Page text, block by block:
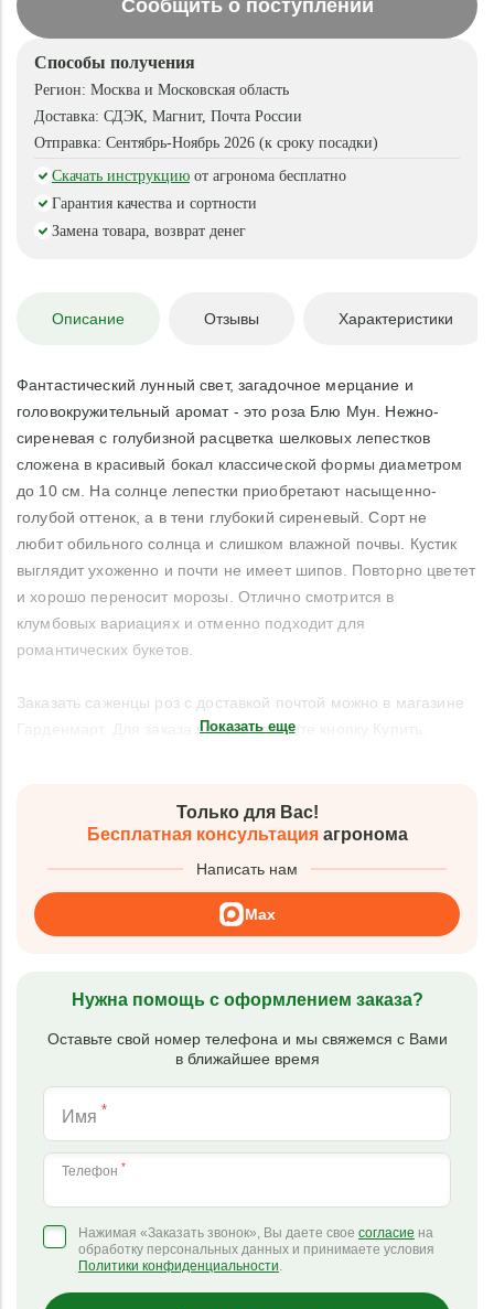
Сообщить о поступлении
Способы получения
Регион: Москва и Московская область
Доставка: СДЭК, Магнит, Почта России
Отправка: Сентябрь-Ноябрь 2026 (к сроку посадки)
Скачать инструкцию от агронома бесплатно
Гарантия качества и сортности
Замена товара, возврат денег
Описание Отзывы Характеристики
Фантастический лунный свет, загадочное мерцание и
головокружительный аромат - это роза Блю Мун. Нежно-
сиреневая с голубизной расцветка шелковых лепестков
сложена в красивый бокал классической формы диаметром
до 10 см. На солнце лепестки приобретают насыщенно-
голубой оттенок, а в тени глубокий сиреневый. Сорт не
любит обильного солнца и слишком влажной почвы. Кустик
выглядит ухоженно и почти не имеет шипов. Повторно цветет
и хорошо переносит морозы. Отлично смотрится в
клумбовых вариациях и отменно подходит для
романтических букетов.
Заказать саженцы роз с доставкой почтой можно в магазине
Гарденмарт. Для заказа просто нажмите кнопку Купить.
Показать еще
Только для Вас!
Бесплатная консультацияагронома
Написать нам
Max
Нужна помощь с оформлением заказа?
Оставьте свой номер телефона и мы свяжемся с Вами
в ближайшее время
Имя *
Телефон *
Нажимая «Заказать звонок», Вы даете свое согласие на
обработку персональных данных и принимаете условия
Политики конфиденциальности.